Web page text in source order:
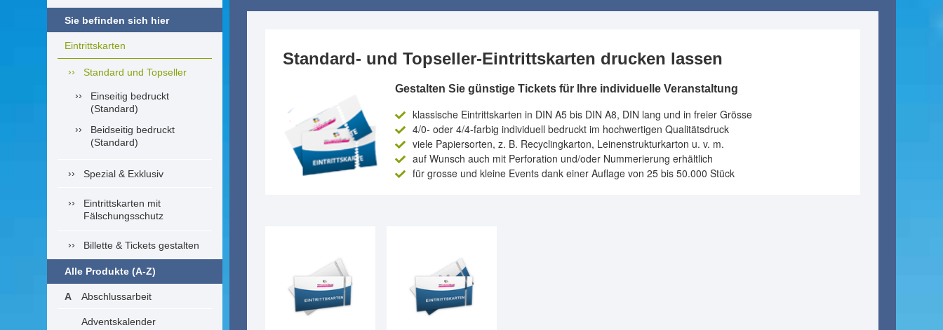
Sie befinden sich hier
Eintrittskarten
Standard und Topseller
Einseitig bedruckt
(Standard)
Beidseitig bedruckt
(Standard)
Spezial & Exklusiv
Eintrittskarten mit
Fälschungsschutz
Billette & Tickets gestalten
Alle Produkte (A-Z)
Abschlussarbeit
Adventskalender
Standard- und Topseller-Eintrittskarten drucken lassen
Gestalten Sie günstige Tickets für Ihre individuelle Veranstaltung
klassische Eintrittskarten in DIN A5 bis DIN A8, DIN lang und in freier Grösse
4/0- oder 4/4-farbig individuell bedruckt im hochwertigen Qualitätsdruck
viele Papiersorten, z. B. Recyclingkarton, Leinenstrukturkarton u. v. m.
auf Wunsch auch mit Perforation und/oder Nummerierung erhältlich
für grosse und kleine Events dank einer Auflage von 25 bis 50.000 Stück